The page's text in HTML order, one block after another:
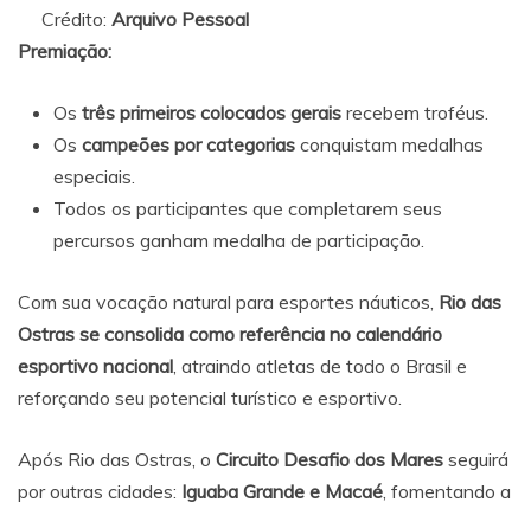
Crédito: Arquivo Pessoal
Premiação:
Os três primeiros colocados gerais recebem troféus.
Os campeões por categorias conquistam medalhas
especiais.
Todos os participantes que completarem seus
percursos ganham medalha de participação.
Com sua vocação natural para esportes náuticos, Rio das
Ostras se consolida como referência no calendário
esportivo nacional , atraindo atletas de todo o Brasil e
reforçando seu potencial turístico e esportivo.
Após Rio das Ostras, o Circuito Desafio dos Mares seguirá
por outras cidades: Iguaba Grande e Macaé , fomentando a